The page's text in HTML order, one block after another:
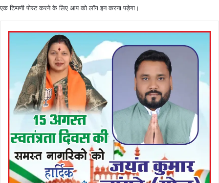
एक टिप्पणी पोस्ट करने के लिए आप कोलॉग इनकरना पड़ेगा।